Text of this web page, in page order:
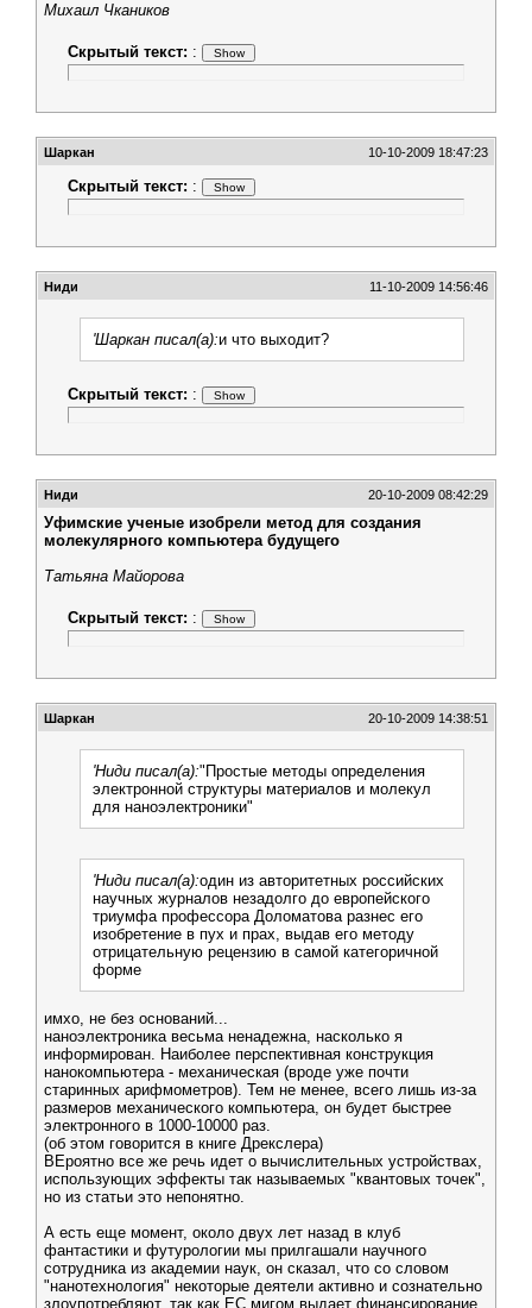
Михаил Чкаников
Скрытый текст: :
Шаркан 10-10-2009 18:47:23
Скрытый текст: :
Ниди 11-10-2009 14:56:46
'Шаркан писал(а):и что выходит?
Скрытый текст: :
Ниди 20-10-2009 08:42:29
Уфимские ученые изобрели метод для создания
молекулярного компьютера будущего
Татьяна Майорова
Скрытый текст: :
Шаркан 20-10-2009 14:38:51
'Ниди писал(а):"Простые методы определения
электронной структуры материалов и молекул
для наноэлектроники"
'Ниди писал(а):один из авторитетных российских
научных журналов незадолго до европейского
триумфа профессора Доломатова разнес его
изобретение в пух и прах, выдав его методу
отрицательную рецензию в самой категоричной
форме
имхо, не без оснований...
наноэлектроника весьма ненадежна, насколько я
информирован. Наиболее перспективная конструкция
нанокомпьютера - механическая (вроде уже почти
старинных арифмометров). Тем не менее, всего лишь из-за
размеров механического компьютера, он будет быстрее
электронного в 1000-10000 раз.
(об этом говорится в книге Дрекслера)
ВЕроятно все же речь идет о вычислительных устройствах,
использующих эффекты так называемых "квантовых точек",
но из статьи это непонятно.
А есть еще момент, около двух лет назад в клуб
фантастики и футурологии мы прилгашали научного
сотрудника из академии наук, он сказал, что со словом
"нанотехнология" некоторые деятели активно и сознательно
злоупотребляют, так как ЕС мигом выдает финансирование